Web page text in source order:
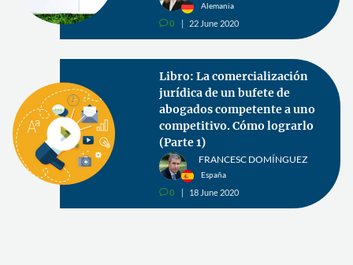
Alemania
v0 22 June 2020
Libro: La comercialización
jurídica de un bufete de
abogados competente a uno
competitivo. Cómo lograrlo
(Parte 1)
FRANCESC DOMÍNGUEZ
España
v0 18 June 2020